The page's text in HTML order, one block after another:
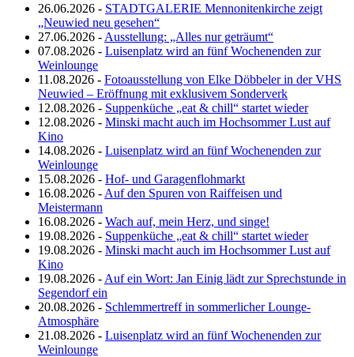
26.06.2026 - STADTGALERIE Mennonitenkirche zeigt
„Neuwied neu gesehen“
27.06.2026 - Ausstellung: „Alles nur geträumt“
07.08.2026 - Luisenplatz wird an fünf Wochenenden zur
Weinlounge
11.08.2026 - Fotoausstellung von Elke Döbbeler in der VHS
Neuwied – Eröffnung mit exklusivem Sonderverk
12.08.2026 - Suppenküche „eat & chill“ startet wieder
12.08.2026 - Minski macht auch im Hochsommer Lust auf
Kino
14.08.2026 - Luisenplatz wird an fünf Wochenenden zur
Weinlounge
15.08.2026 - Hof- und Garagenflohmarkt
16.08.2026 - Auf den Spuren von Raiffeisen und
Meistermann
16.08.2026 - Wach auf, mein Herz, und singe!
19.08.2026 - Suppenküche „eat & chill“ startet wieder
19.08.2026 - Minski macht auch im Hochsommer Lust auf
Kino
19.08.2026 - Auf ein Wort: Jan Einig lädt zur Sprechstunde in
Segendorf ein
20.08.2026 - Schlemmertreff in sommerlicher Lounge-
Atmosphäre
21.08.2026 - Luisenplatz wird an fünf Wochenenden zur
Weinlounge